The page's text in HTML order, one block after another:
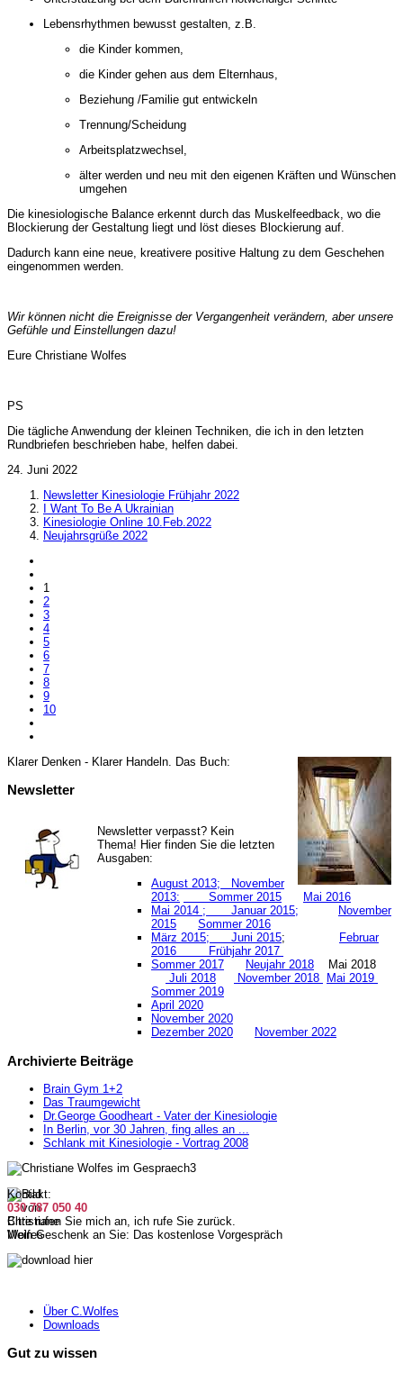
Lebensrhythmen bewusst gestalten, z.B.
die Kinder kommen,
die Kinder gehen aus dem Elternhaus,
Beziehung /Familie gut entwickeln
Trennung/Scheidung
Arbeitsplatzwechsel,
älter werden und neu mit den eigenen Kräften und Wünschen
umgehen
Die kinesiologische Balance erkennt durch das Muskelfeedback, wo die
Blockierung der Gestaltung liegt und löst dieses Blockierung auf.
Dadurch kann eine neue, kreativere positive Haltung zu dem Geschehen
eingenommen werden.
Wir können nicht die Ereignisse der Vergangenheit verändern, aber unsere
Gefühle und Einstellungen dazu!
Eure Christiane Wolfes
PS
Die tägliche Anwendung der kleinen Techniken, die ich in den letzten
Rundbriefen beschrieben habe, helfen dabei.
24. Juni 2022
Newsletter Kinesiologie Frühjahr 2022
I Want To Be A Ukrainian
Kinesiologie Online 10.Feb.2022
Neujahrsgrüße 2022
1
2
3
4
5
6
7
8
9
10
Klarer Denken - Klarer Handeln. Das Buch:
Newsletter
Newsletter verpasst? Kein
Thema! Hier finden Sie die letzten
Ausgaben:
August 2013;
November
2013:
Sommer 2015
Mai 2016
Mai 2014 ; Januar 2015;
November
2015
Sommer 2016
März 2015; Juni 2015;
Februar
2016
Frühjahr 2017
Sommer 2017
Neujahr 2018 Mai 2018
Juli 2018
November 2018
Mai 2019
Sommer 2019
April 2020
November 2020
Dezember 2020
November 2022
Archivierte Beiträge
Brain Gym 1+2
Das Traumgewicht
Dr.George Goodheart - Vater der Kinesiologie
In Berlin, vor 30 Jahren, fing alles an ...
Schlank mit Kinesiologie - Vortrag 2008
Kontakt:
030 787 050 40
Bitte rufen Sie mich an, ich rufe Sie zurück.
Mein Geschenk an Sie: Das kostenlose Vorgespräch
Über C.Wolfes
Downloads
Gut zu wissen